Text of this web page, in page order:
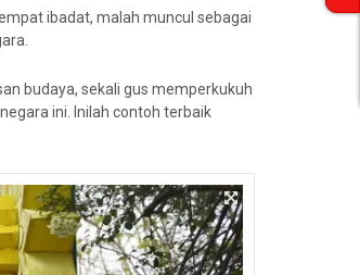
ibadat, malah muncul sebagai
budaya, sekali gus memperkukuh
ini. Inilah contoh terbaik